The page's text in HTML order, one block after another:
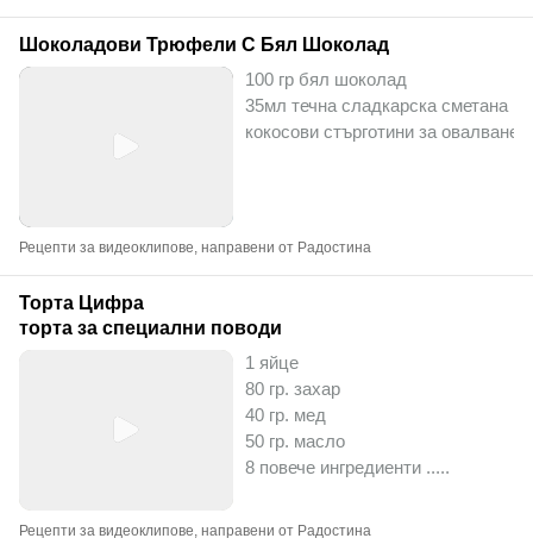
Шоколадови Трюфели С Бял Шоколад
100 гр бял шоколад
35мл течна сладкарска сметана
кокосови стърготини за овалване
Рецепти за видеоклипове, направени от Радостина
Торта Цифра
торта за специални поводи
1 яйце
80 гр. захар
40 гр. мед
50 гр. масло
8 повече ингредиенти .....
Рецепти за видеоклипове, направени от Радостина